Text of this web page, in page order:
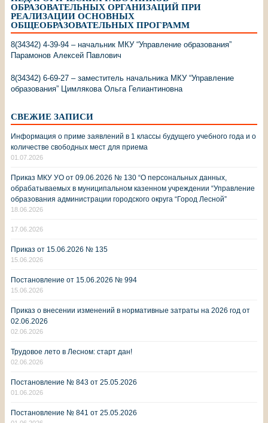
ОБРАЗОВАТЕЛЬНЫХ ОРГАНИЗАЦИЙ ПРИ
РЕАЛИЗАЦИИ ОСНОВНЫХ
ОБЩЕОБРАЗОВАТЕЛЬНЫХ ПРОГРАММ
8(34342) 4-39-94 – начальник МКУ “Управление образования”
Парамонов Алексей Павлович
8(34342) 6-69-27 – заместитель начальника МКУ “Управление
образования” Цимлякова Ольга Гелиантиновна
СВЕЖИЕ ЗАПИСИ
Информация о приме заявлений в 1 классы будущего учебного года и о
количестве свободных мест для приема
01.07.2026
Приказ МКУ УО от 09.06.2026 № 130 “О персональных данных,
обрабатываемых в муниципальном казенном учреждении “Управление
образования администрации городского округа “Город Лесной”
18.06.2026
17.06.2026
Приказ от 15.06.2026 № 135
15.06.2026
Постановление от 15.06.2026 № 994
15.06.2026
Приказ о внесении изменений в нормативные затраты на 2026 год от
02.06.2026
02.06.2026
Трудовое лето в Лесном: старт дан!
02.06.2026
Постановление № 843 от 25.05.2026
01.06.2026
Постановление № 841 от 25.05.2026